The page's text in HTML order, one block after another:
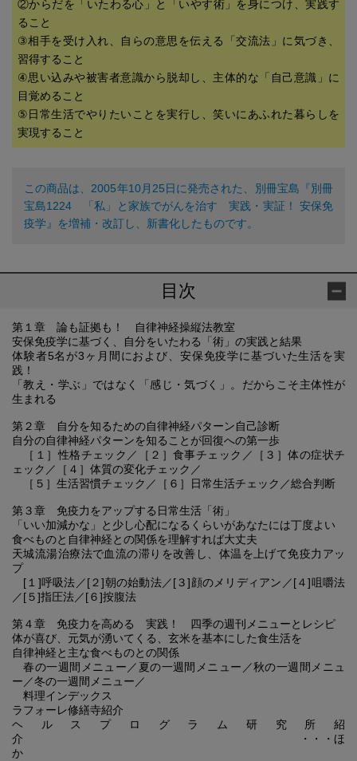
②からだを「いたわる心」と「いやす術」を身につけ、実践す
ること
③相手を受け入れ、自らの意思を伝える「交流法」に気づき、
習得すること
④思い込みや被害者意識から脱却し、主体的な「自己意識」に
目覚めること
⑤日常生活でやりたいことを実行し、笑いにあふれた暮らしを
実現すること
この商品は、2005年10月25日に発売された、別冊宝島『別冊
宝島1224 「私」と家族でがんを治す 実践・実証！ 安保免
疫学』を増補・改訂し、新書化したものです。
目次
第１章 論も証拠も！ 自律神経操縦法教室
安保免疫学に基づく、自分をいたわる「術」の実践と結果
体験者5名が3ヶ月間におよび、安保免疫学に基づいた生活を実
践！
「教え・学ぶ」ではなく「感じ・気づく」。だからこそ主体性が
生まれる
第２章 自分を知るための自律神経パターン自己診断
自分の自律神経パターンを知ることが回復への第一歩
［１］性格チェック／［２］食事チェック／［３］体の症状チ
ェック／［４］体質の変化チェック／
［５］生活習慣チェック／［６］日常生活チェック／総合判断
第３章 免疫力をアップする日常生活「術」
「いい加減かな」と少し心配になるくらいがあなたには丁度よい
食べものと自律神経との関係を理解すれば大丈夫
天城流湯治療法で血流の滞りを改善し、体温を上げて免疫力アッ
プ
[１]呼吸法／[２]朝の始動法／[３]顔のメリディアン／[４]咀嚼法
／[５]指圧法／[６]按腹法
第４章 免疫力を高める 実践！ 四季の週刊メニューとレシピ
体が喜び、元気が湧いてくる、玄米を基本にした食生活を
自律神経と主な食べものとの関係
春の一週間メニュー／夏の一週間メニュー／秋の一週間メニュ
ー／冬の一週間メニュー／
料理インデックス
ラフォーレ修繕寺紹介
ヘルスプログラム研究所紹
介 ・・・ほ
か